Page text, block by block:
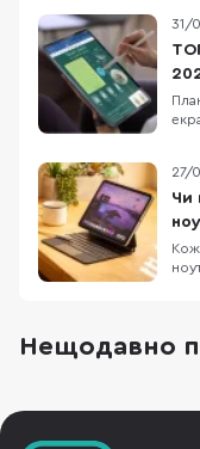
та
31/
Він
27/
Чи
Нещодавно